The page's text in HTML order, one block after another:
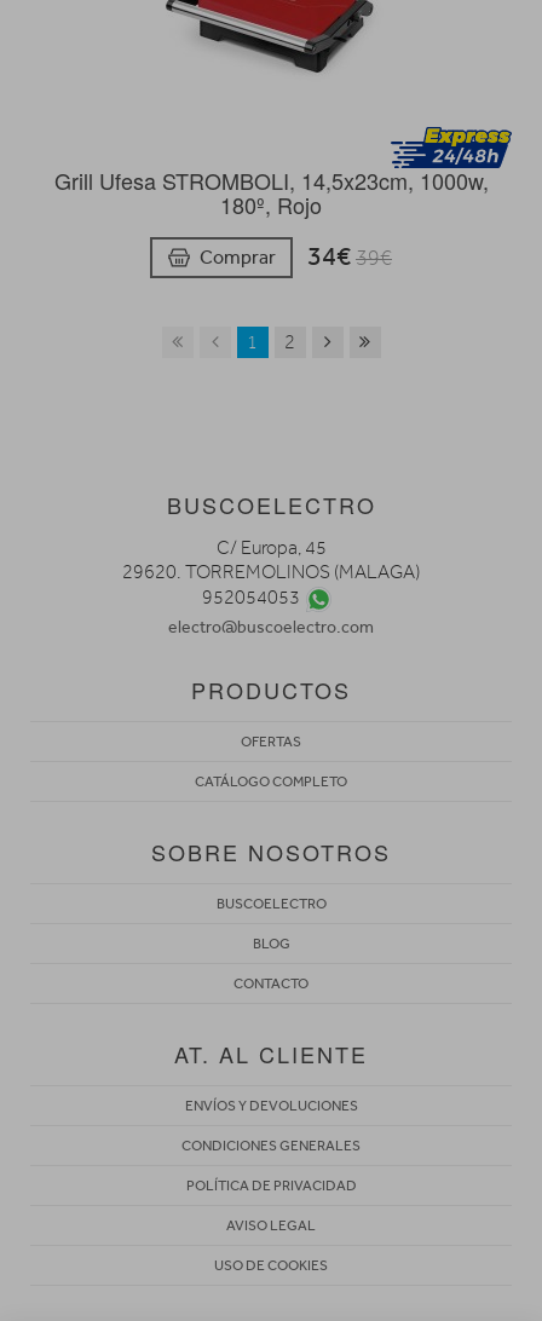
Grill Ufesa STROMBOLI, 14,5x23cm, 1000w,
180º, Rojo
Comprar 34€39€
1 2
BUSCOELECTRO
C/ Europa, 45
29620. TORREMOLINOS (MALAGA)
952054053
electro@buscoelectro.com
PRODUCTOS
OFERTAS
CATÁLOGO COMPLETO
SOBRE NOSOTROS
BUSCOELECTRO
BLOG
CONTACTO
AT. AL CLIENTE
ENVÍOS Y DEVOLUCIONES
CONDICIONES GENERALES
POLÍTICA DE PRIVACIDAD
AVISO LEGAL
USO DE COOKIES